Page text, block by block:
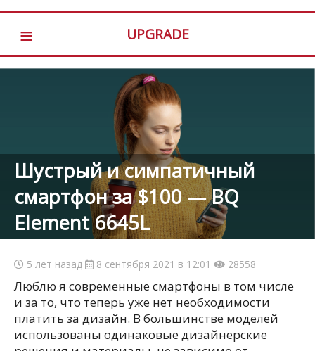
≡ UPGRADE
Шустрый и симпатичный
смартфон за $100 — BQ
Element 6645L
5 лет назад 8 сентября 2021 в 12:01 28558
Люблю я современные смартфоны в том числе
и за то, что теперь уже нет необходимости
платить за дизайн. В большинстве моделей
использованы одинаковые дизайнерские